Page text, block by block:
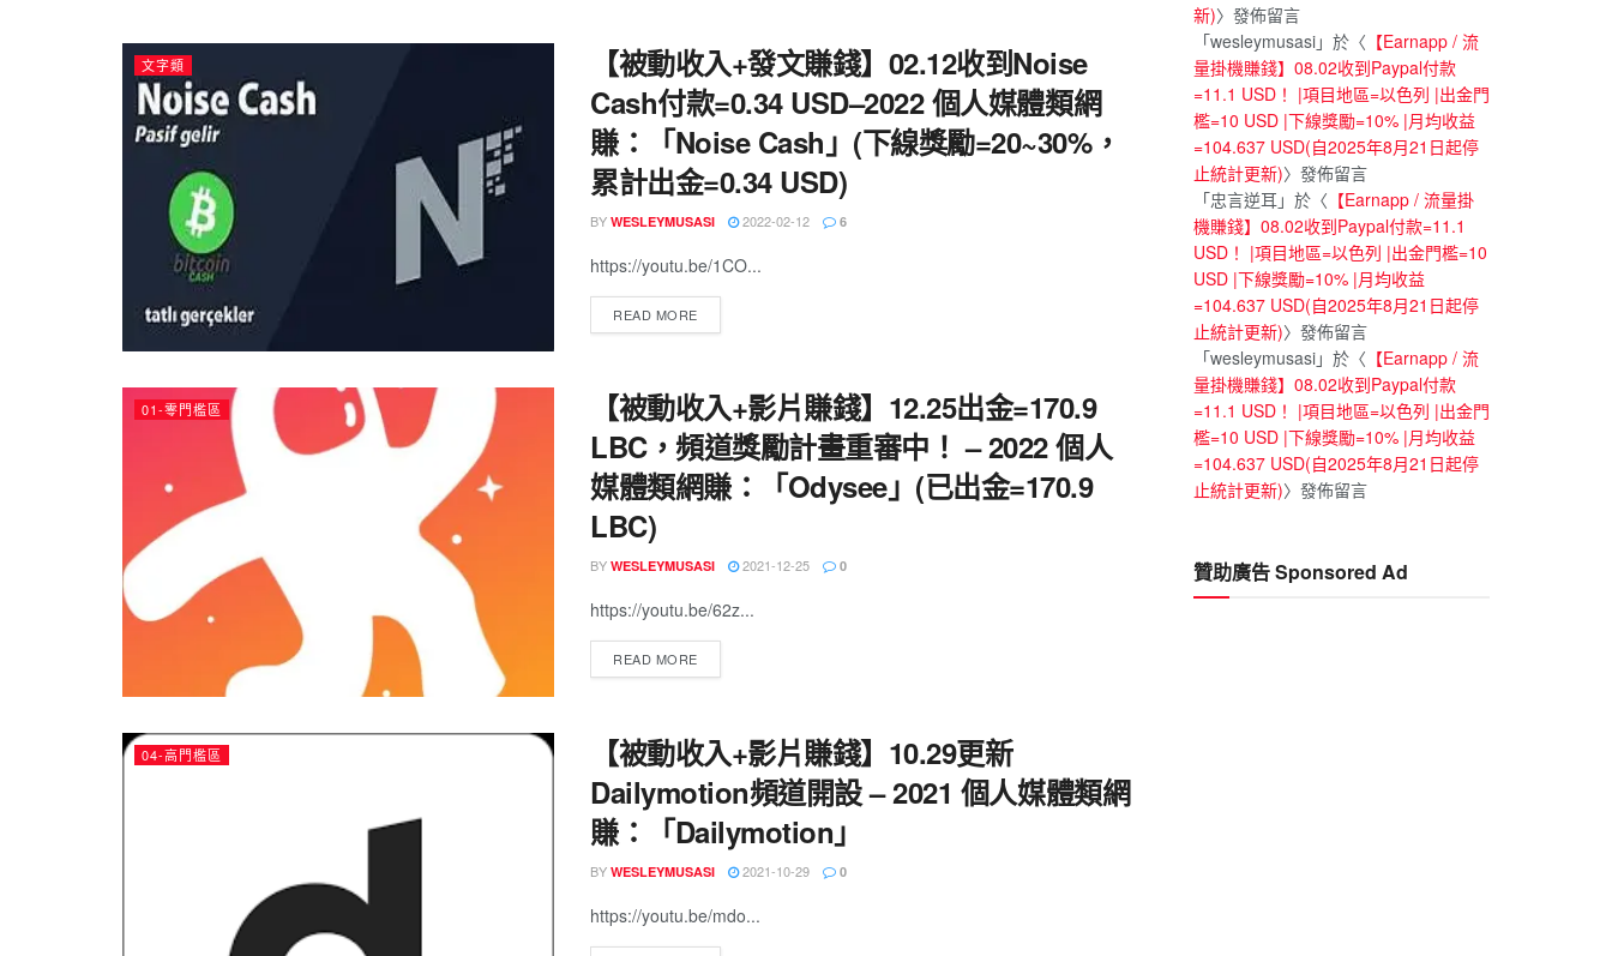
文字類
【被動收入+發文賺錢】02.12收到Noise
Cash付款=0.34 USD–2022 個人媒體類網
賺：「Noise Cash」(下線獎勵=20~30%，
累計出金=0.34 USD)
BY WESLEYMUSASI 2022-02-12 6
https://youtu.be/1CO...
READ MORE
01-零門檻區
【被動收入+影片賺錢】12.25出金=170.9
LBC，頻道獎勵計畫重審中！ – 2022 個人
媒體類網賺：「Odysee」(已出金=170.9
LBC)
BY WESLEYMUSASI 2021-12-25 0
https://youtu.be/62z...
READ MORE
04-高門檻區
【被動收入+影片賺錢】10.29更新
Dailymotion頻道開設 – 2021 個人媒體類網
賺：「Dailymotion」
BY WESLEYMUSASI 2021-10-29 0
https://youtu.be/mdo...
新)〉發佈留言
「wesleymusasi」於〈 【Earnapp / 流
量掛機賺錢】08.02收到Paypal付款
=11.1 USD！ |項目地區=以色列 |出金門
檻=10 USD |下線獎勵=10% |月均收益
=104.637 USD(自2025年8月21日起停
止統計更新)〉發佈留言
「忠言逆耳 」於〈 【Earnapp / 流量掛
機賺錢】08.02收到Paypal付款=11.1
USD！ |項目地區=以色列 |出金門檻=10
USD |下線獎勵=10% |月均收益
=104.637 USD(自2025年8月21日起停
止統計更新)〉發佈留言
「wesleymusasi」於〈 【Earnapp / 流
量掛機賺錢】08.02收到Paypal付款
=11.1 USD！ |項目地區=以色列 |出金門
檻=10 USD |下線獎勵=10% |月均收益
=104.637 USD(自2025年8月21日起停
止統計更新)〉發佈留言
贊助廣告 Sponsored Ad